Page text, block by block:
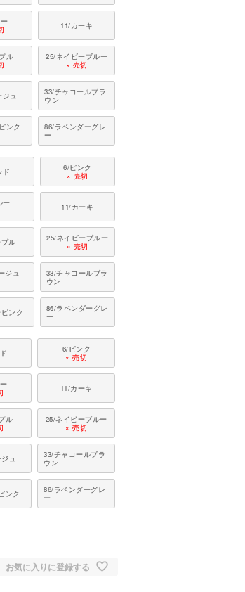
11/カーキ
ル
25/ネイビーブルー
× 売切
ジュ
33/チャコールブラ
ウン
ンク
86/ラベンダーグレ
ー
ド
6/ピンク
× 売切
ー
11/カーキ
ル
25/ネイビーブルー
× 売切
ジュ
33/チャコールブラ
ウン
ンク
86/ラベンダーグレ
ー
6/ピンク
× 売切
11/カーキ
ル
25/ネイビーブルー
× 売切
ュ
33/チャコールブラ
ウン
ンク
86/ラベンダーグレ
ー
お気に入りに登録する